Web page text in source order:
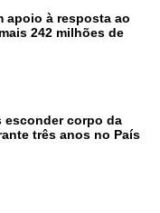
apoio à resposta ao
242 milhões de
esconder corpo da
três anos no País